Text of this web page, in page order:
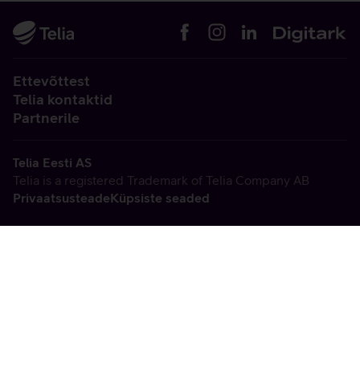
Ettevõttest
Telia kontaktid
Partnerile
Telia Eesti AS
Telia is a registered Trademark of Telia Company AB
PrivaatsusteadeKüpsiste seaded